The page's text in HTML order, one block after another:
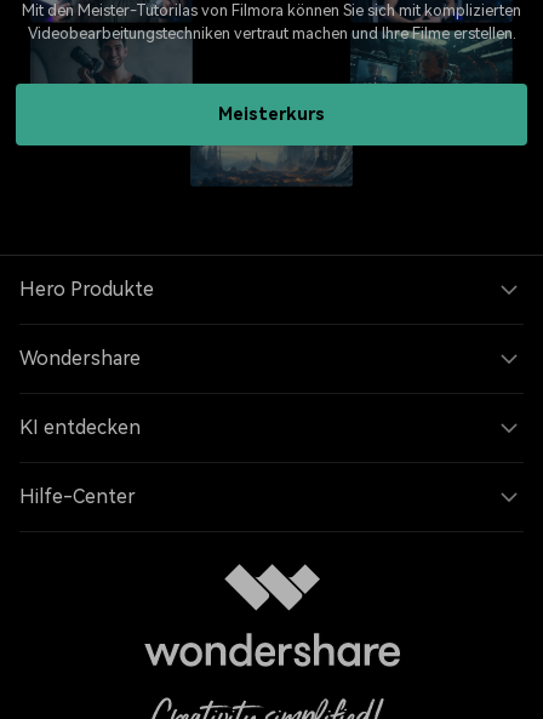
Mit den Meister-Tutorilas von Filmora können Sie sich mit komplizierten
Videobearbeitungstechniken vertraut machen und Ihre Filme erstellen.
Meisterkurs
Hero Produkte
Wondershare
KI entdecken
Hilfe-Center